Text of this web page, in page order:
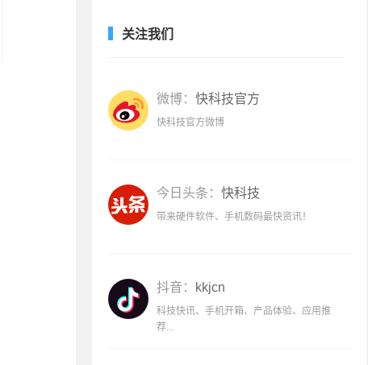
关注我们
微博： 快科技官方
快科技官方微博
今日头条： 快科技
带来硬件软件、手机数码最快资讯！
抖音： kkjcn
科技快讯、手机开箱、产品体验、应用推
荐...